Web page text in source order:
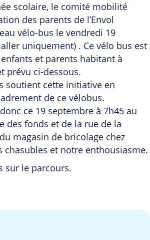
scolaire, le comité mobilité
des parents de l’Envol
vélo-bus le vendredi 19
uniquement) . Ce vélo bus est
et parents habitant à
prévu ci-dessous.
soutient cette initiative en
de ce vélobus.
ce 19 septembre à 7h45 au
des fonds et de la rue de la
magasin de bricolage chez
chasubles et notre enthousiasme.
sur le parcours.